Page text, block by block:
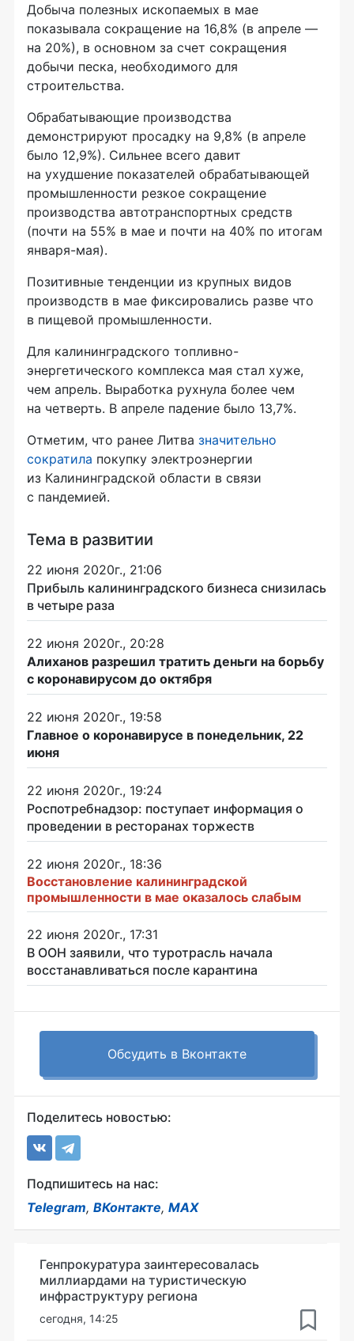
Добыча полезных ископаемых в мае
показывала сокращение на 16,8% (в апреле —
на 20%), в основном за счет сокращения
добычи песка, необходимого для
строительства.
Обрабатывающие производства
демонстрируют просадку на 9,8% (в апреле
было 12,9%). Сильнее всего давит
на ухудшение показателей обрабатывающей
промышленности резкое сокращение
производства автотранспортных средств
(почти на 55% в мае и почти на 40% по итогам
января-мая).
Позитивные тенденции из крупных видов
производств в мае фиксировались разве что
в пищевой промышленности.
Для калининградского топливно-
энергетического комплекса мая стал хуже,
чем апрель. Выработка рухнула более чем
на четверть. В апреле падение было 13,7%.
Отметим, что ранее Литва значительно
сократила покупку электроэнергии
из Калининградской области в связи
с пандемией.
Тема в развитии
22 июня 2020г., 21:06
Прибыль калининградского бизнеса снизилась
в четыре раза
22 июня 2020г., 20:28
Алиханов разрешил тратить деньги на борьбу
с коронавирусом до октября
22 июня 2020г., 19:58
Главное о коронавирусе в понедельник, 22
июня
22 июня 2020г., 19:24
Роспотребнадзор: поступает информация о
проведении в ресторанах торжеств
22 июня 2020г., 18:36
Восстановление калининградской
промышленности в мае оказалось слабым
22 июня 2020г., 17:31
В ООН заявили, что туротрасль начала
восстанавливаться после карантина
Обсудить в Вконтакте
Поделитесь новостью:
Подпишитесь на нас:
Telegram, ВКонтакте, MAX
Генпрокуратура заинтересовалась
миллиардами на туристическую
инфраструктуру региона
сегодня, 14:25